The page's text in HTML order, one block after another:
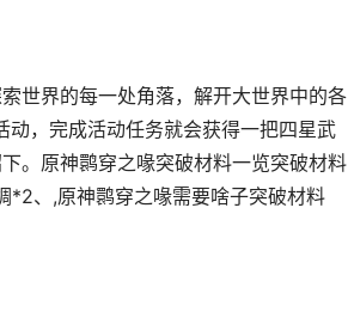
世界的每一处角落，解开大世界中的各
，完成活动任务就会获得一把四星武
。原神鹮穿之喙突破材料一览突破材料
、,原神鹮穿之喙需要啥子突破材料